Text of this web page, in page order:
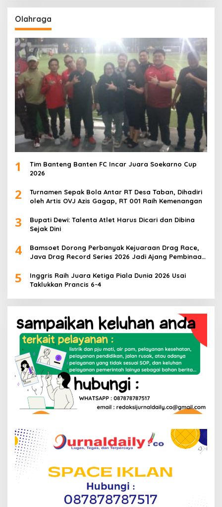
Olahraga
1
Tim Banteng Banten FC Incar Juara Soekarno Cup
2026
2
Turnamen Sepak Bola Antar RT Desa Taban, Dihadiri
oleh Artis OVJ Azis Gagap, RT 001 Raih Kemenangan
3
Bupati Dewi: Talenta Atlet Harus Dicari dan Dibina
Sejak Dini
4
Bamsoet Dorong Perbanyak Kejuaraan Drag Race,
Java Drag Record Series 2026 Jadi Ajang Pembinaan
5
Inggris Raih Juara Ketiga Piala Dunia 2026 Usai
Taklukkan Prancis 6-4